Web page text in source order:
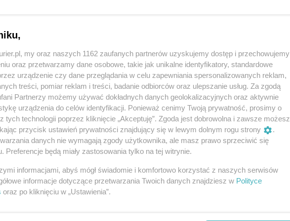
delegatury Centralnego Biura
i Opolskiego Urzędu Celno –
przeszukało 40 miejsc w całym kraju.
z obrotem biopaliwami i komponentami
REKLAMA
śledztwem, prowadzonym przez
Prokuratury Regionalnej. Dotyczy ono
w całym kraju od listopada 2015 roku do marca
w podatkach (VAT i akcyzowym) oraz
na straty przekraczające łącznie 70 milionów
my oraz naszych 1162 zaufanych partnerów uzyskujemy dostęp i przechowujemy
oraz przetwarzamy dane osobowe, takie jak unikalne identyfikatory, standardowe
urządzenie czy dane przeglądania w celu zapewniania spersonalizowanych reklam,
treści, pomiar reklam i treści, badanie odbiorców oraz ulepszanie usług. Za zgodą
Partnerzy możemy używać dokładnych danych geolokalizacyjnych oraz aktywnie
urządzenia do celów identyfikacji. Ponieważ cenimy Twoją prywatność, prosimy o
tych technologii poprzez kliknięcie „Akceptuję”. Zgoda jest dobrowolna i zawsze możesz
przycisk ustawień prywatności znajdujący się w lewym dolnym rogu strony
.
danych nie wymagają zgody użytkownika, ale masz prawo sprzeciwić się
Preferencje będą miały zastosowania tylko na tej witrynie.
informacjami, abyś mógł świadomie i komfortowo korzystać z naszych serwisów
informacje dotyczące przetwarzania Twoich danych znajdziesz w Polityce
oraz po kliknięciu w „Ustawienia”.